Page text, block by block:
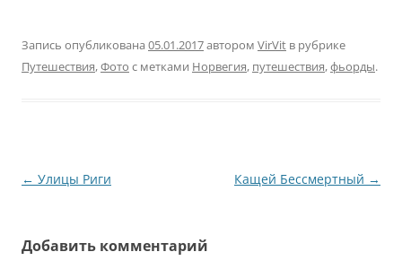
Точнее последнего дня
старого года. Написал
Запись опубликована 05.01.2017автором VirVit в рубрике
Путешествия,Фото с метками Норвегия, путешествия,фьорды.
Навигация
← Улицы Риги Кащей Бессмертный →
Добавить комментарий